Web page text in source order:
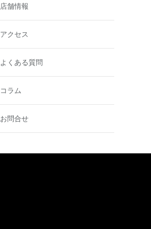
店舗情報
アクセス
よくある質問
コラム
お問合せ